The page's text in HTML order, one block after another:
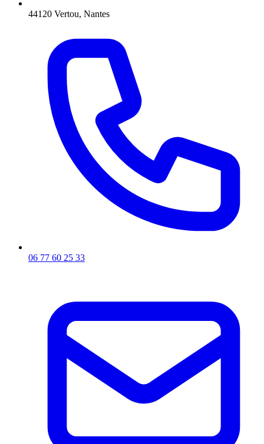
44120 Vertou, Nantes
06 77 60 25 33